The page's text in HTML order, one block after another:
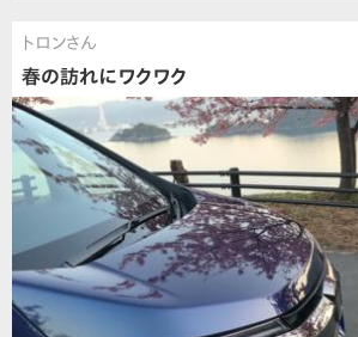
トロンさん
春の訪れにワクワク